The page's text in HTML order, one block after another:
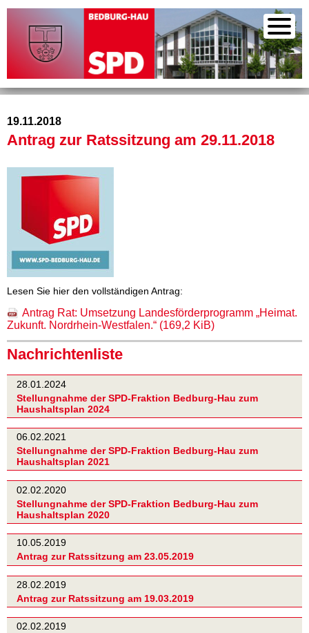
19.11.2018
Antrag zur Ratssitzung am 29.11.2018
Lesen Sie hier den vollständigen Antrag:
Antrag Rat: Umsetzung Landesförderprogramm „Heimat.
Zukunft. Nordrhein-Westfalen.“ (169,2 KiB)
Nachrichtenliste
28.01.2024
Stellungnahme der SPD-Fraktion Bedburg-Hau zum
Haushaltsplan 2024
06.02.2021
Stellungnahme der SPD-Fraktion Bedburg-Hau zum
Haushaltsplan 2021
02.02.2020
Stellungnahme der SPD-Fraktion Bedburg-Hau zum
Haushaltsplan 2020
10.05.2019
Antrag zur Ratssitzung am 23.05.2019
28.02.2019
Antrag zur Ratssitzung am 19.03.2019
02.02.2019